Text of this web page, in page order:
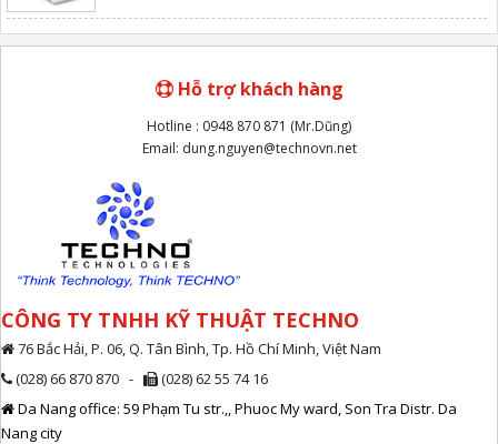
Hỗ trợ khách hàng
Hotline : 0948 870 871 (Mr.Dũng)
Email: dung.nguyen@technovn.net
CÔNG TY TNHH KỸ THUẬT TECHNO
76 Bắc Hải, P. 06, Q. Tân Bình, Tp. Hồ Chí Minh, Việt Nam
(028) 66 870 870 -
(028) 62 55 74 16
Da Nang office: 59 Phạm Tu str.,, Phuoc My ward, Son Tra Distr. Da
Nang city